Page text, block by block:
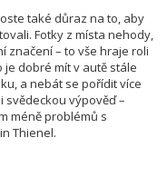
také důraz na to, aby
Fotky z místa nehody,
značení – to vše hraje roli
dobré mít v autě stále
a nebát se pořídit více
svědeckou výpověď –
méně problémů s
Thienel.